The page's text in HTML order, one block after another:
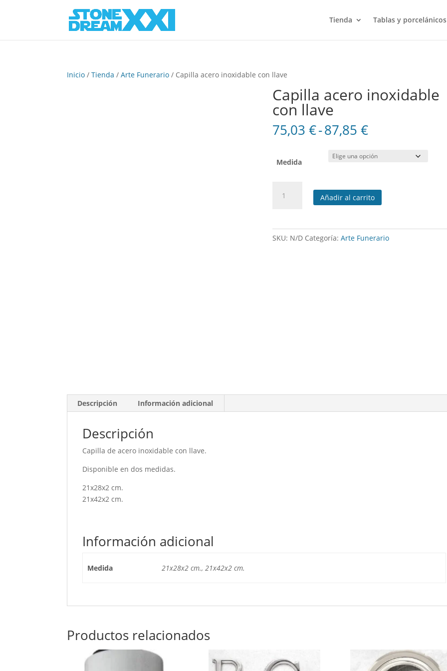
Tienda Tablas y porcelánicos
Inicio /Tienda /Arte Funerario / Capilla acero inoxidable con llave
Capilla acero inoxidable
con llave
75,03€-87,85€Rango
precios:
desde
hasta
87,85 €
Medida
acero
Añadir al carrito
SKU: N/D Categoría:Arte Funerario
Descripción Información adicional
Descripción
Capilla de acero inoxidable con llave.
Disponible en dos medidas.
21x28x2 cm.
21x42x2 cm.
Información adicional
Medida 21x28x2 cm., 21x42x2 cm.
Productos relacionados